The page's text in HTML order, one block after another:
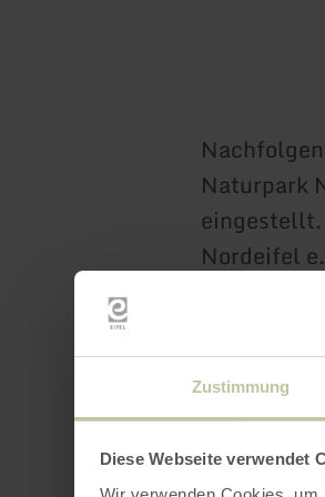
Zustimmung
Diese Webseite verwendet
Naturpark
Nordeifel